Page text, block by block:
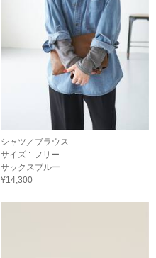
シャツ／ブラウス
サイズ : フリー
サックスブルー
¥14,300